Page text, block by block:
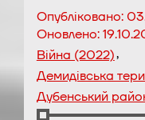
Опубліковано:
Оновлено:
Війна (2022),
Демидівська
Дубенський